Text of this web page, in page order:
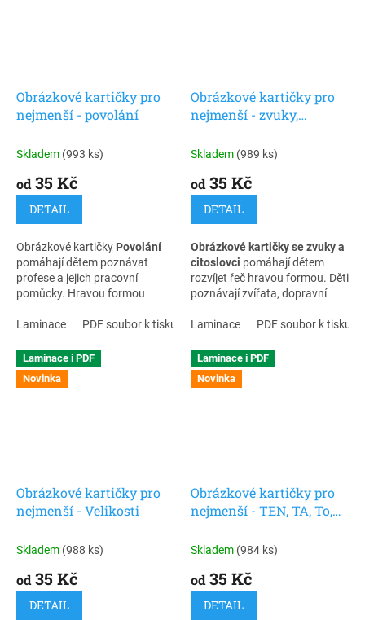
Obrázkové kartičky pro
nejmenší - povolání
Skladem (993 ks)
od 35 Kč
DETAIL
Obrázkové kartičky Povolání
pomáhají dětem poznávat
profese a jejich pracovní
pomůcky. Hravou formou
porozumění řeči, logické
myšlení i orientaci ve světě
kolem nás.
Laminace PDF soubor k tisku
Obrázkové kartičky pro
nejmenší - zvuky,
Skladem (989 ks)
od 35 Kč
DETAIL
Obrázkové kartičky se zvuky a
citoslovci pomáhají dětem
rozvíjet řeč hravou formou. Děti
poznávají zvířata, dopravní
učí se napodobovat zvuky a
rozšiřují si slovní zásobu.
Laminace PDF soubor k tisku
Laminace i PDF
Novinka
Obrázkové kartičky pro
nejmenší - Velikosti
Skladem (988 ks)
od 35 Kč
DETAIL
Laminace i PDF
Novinka
Obrázkové kartičky pro
nejmenší - TEN, TA, To,
Skladem (984 ks)
od 35 Kč
DETAIL